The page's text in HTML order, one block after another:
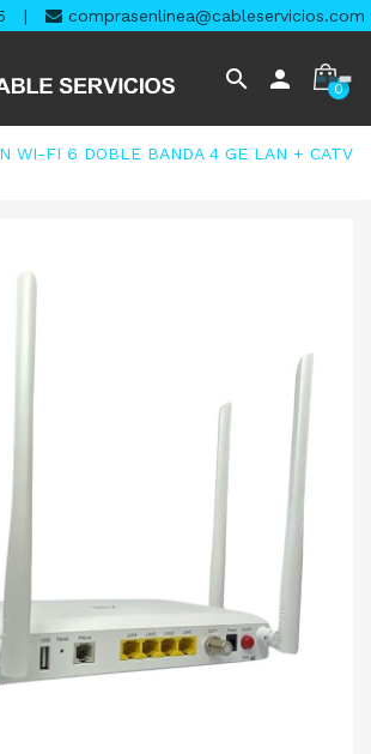
| comprasenlinea@cableservicios.com
search person 0
WI-FI 6 DOBLE BANDA 4 GE LAN + CATV